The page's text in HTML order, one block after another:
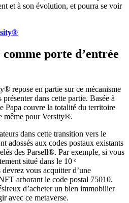
et à son évolution, et pourra se voir
porte d’entrée
repose en partie sur ce mécanisme
dans cette partie. Basée à
Papa couvre la totalité du territoire
même pour Versity®.
dans cette transition vers le
adossés aux codes postaux existants
des Parsell®. Par exemple, si vous
situé dans le 10 ᵉ
vous acquitter d’une
arborant le code postal 75010.
d’acheter un bien immobilier
avec ce metaverse.